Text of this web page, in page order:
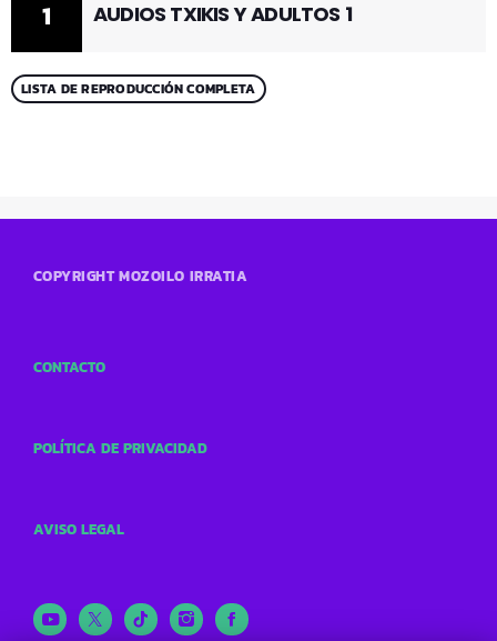
1 AUDIOS TXIKIS Y ADULTOS 1
LISTA DE REPRODUCCIÓN COMPLETA
COPYRIGHT MOZOILO IRRATIA
CONTACTO
POLÍTICA DE PRIVACIDAD
AVISO LEGAL